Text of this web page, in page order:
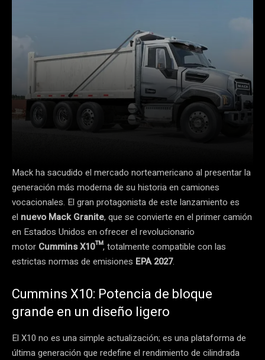
Mack ha sacudido el mercado norteamericano al presentar la
generación más moderna de su historia en camiones
vocacionales. El gran protagonista de este lanzamiento es
el nuevo Mack Granite, que se convierte en el primer camión
en Estados Unidos en ofrecer el revolucionario
motor Cummins X10™, totalmente compatible con las
estrictas normas de emisiones EPA 2027.
Cummins X10: Potencia de bloque
grande en un diseño ligero
El X10 no es una simple actualización; es una plataforma de
última generación que redefine el rendimiento de cilindrada